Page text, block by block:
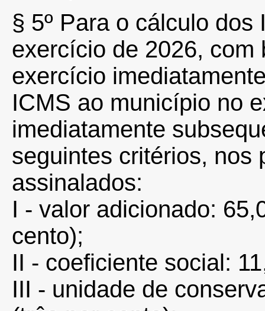
§ 5º Para o cálculo dos
exercício de 2026, com
exercício
ICMS ao município no
imediatamente
seguintes critérios, nos
assinalados:
I - valor adicionado:
cento);
II - coeficiente social:
III - unidade de